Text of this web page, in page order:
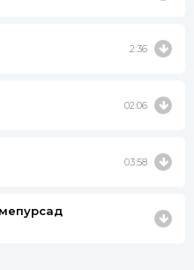
2:36
02:06
03:58